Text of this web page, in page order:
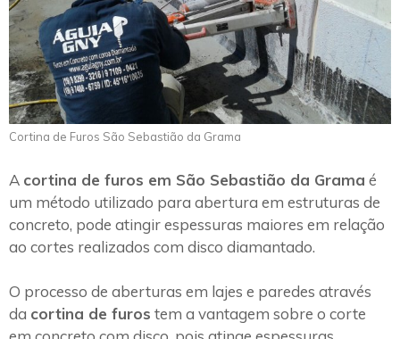
Cortina de Furos São Sebastião da Grama
A cortina de furos em São Sebastião da Grama é
um método utilizado para abertura em estruturas de
concreto, pode atingir espessuras maiores em relação
ao cortes realizados com disco diamantado.
O processo de aberturas em lajes e paredes através
da cortina de furos tem a vantagem sobre o corte